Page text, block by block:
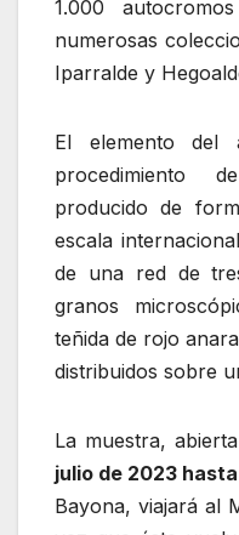
1.000
numerosas
Iparralde y
El elemento del
procedimiento
producido de
escala
de una red de
granos
teñida de rojo
distribuidos sobre
La muestra,
julio de 2023
Bayona, viajará al